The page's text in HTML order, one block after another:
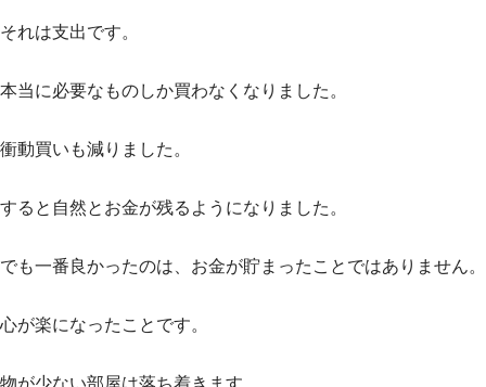
それは支出です。
本当に必要なものしか買わなくなりました。
衝動買いも減りました。
すると自然とお金が残るようになりました。
でも一番良かったのは、お金が貯まったことではありません。
心が楽になったことです。
物が少ない部屋は落ち着きます。